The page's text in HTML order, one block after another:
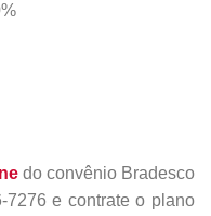
do convênio Bradesco
7276 e contrate o plano